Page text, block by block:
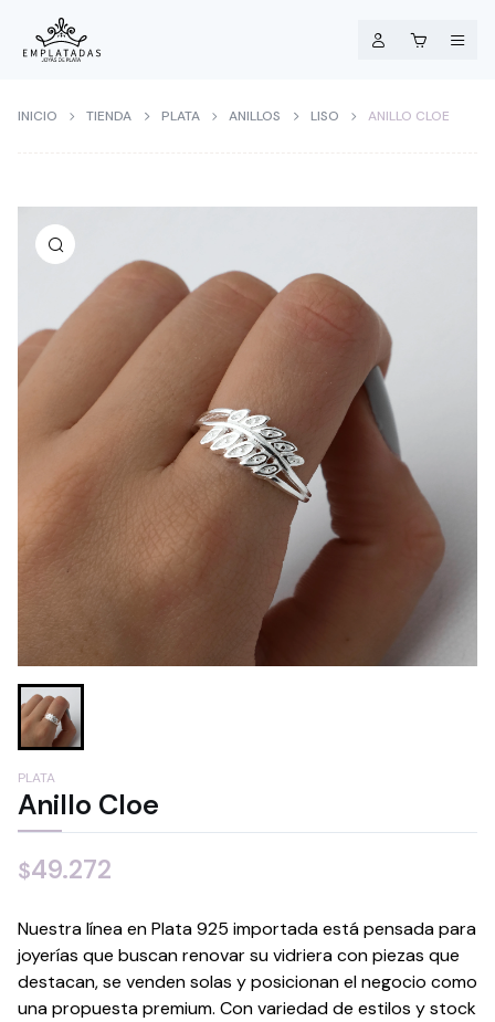
INICIO TIENDA PLATA ANILLOS LISO ANILLO CLOE
PLATA
Anillo Cloe
$49.272
Nuestra línea en Plata 925 importada está pensada para
joyerías que buscan renovar su vidriera con piezas que
destacan, se venden solas y posicionan el negocio como
una propuesta premium. Con variedad de estilos y stock